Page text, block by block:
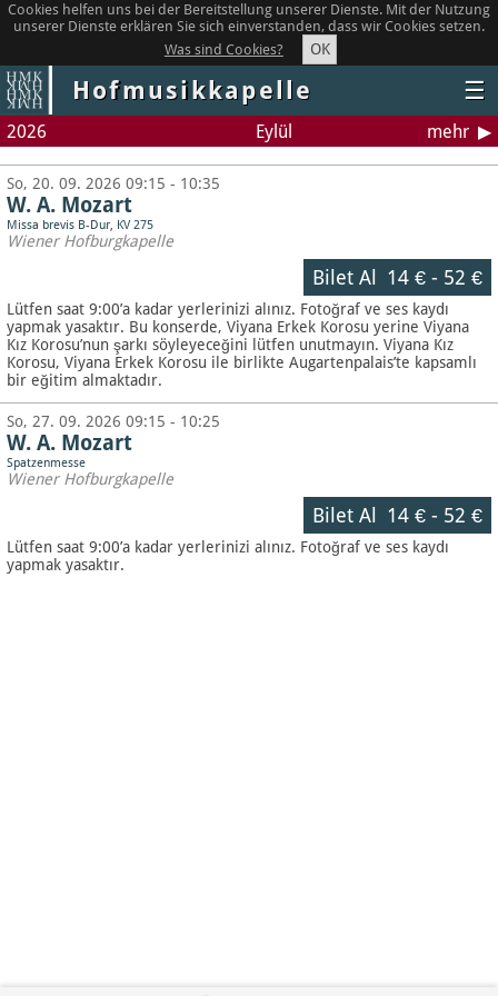
Cookies helfen uns bei der Bereitstellung unserer Dienste. Mit der Nutzung
unserer Dienste erklären Sie sich einverstanden, dass wir Cookies setzen.
Was sind Cookies?
OK
Hofmusikkapelle ☰
2026 Eylül mehr
So, 20. 09. 2026 09:15 - 10:35
W. A. Mozart
Missa brevis B-Dur, KV 275
Wiener Hofburgkapelle
Bilet Al 14 €- 52 €
Lütfen saat 9:00’a kadar yerlerinizi alınız. Fotoğraf ve ses kaydı
yapmak yasaktır. Bu konserde, Viyana Erkek Korosu yerine Viyana
Kız Korosu’nun şarkı söyleyeceğini lütfen unutmayın. Viyana Kız
Korosu, Viyana Erkek Korosu ile birlikte Augartenpalais’te kapsamlı
bir eğitim almaktadır.
So, 27. 09. 2026 09:15 - 10:25
W. A. Mozart
Spatzenmesse
Wiener Hofburgkapelle
Bilet Al 14 €- 52 €
Lütfen saat 9:00’a kadar yerlerinizi alınız. Fotoğraf ve ses kaydı
yapmak yasaktır.